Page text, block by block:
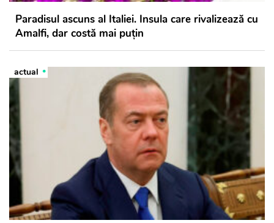
Paradisul ascuns al Italiei. Insula care rivalizează cu
Amalfi, dar costă mai puțin
actual